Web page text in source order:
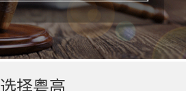
选择粤高